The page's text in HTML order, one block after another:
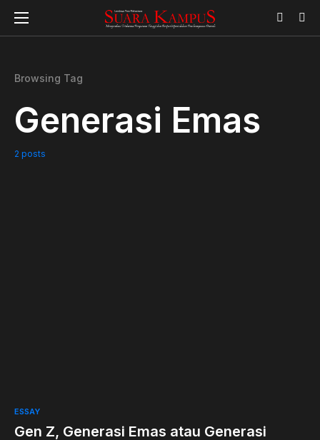
Browsing Tag
Generasi Emas
2 posts
ESSAY
Gen Z, Generasi Emas atau Generasi